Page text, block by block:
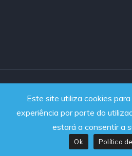
Powered by
Este site utiliza cookies
experiência por parte do
estará a consentir a
Ok Política